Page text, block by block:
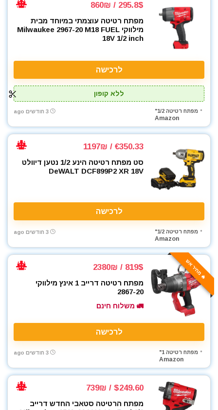
295.8$ / 860₪
מפתח רטיטה עוצמתי במיוחד מבית
מילווקי Milwaukee 2967-20 M18 FUEL
18V 1/2 inch
לרכישה
ללא קופון
מפתח רטיטה 1/2"
Amazon
3 חודשים ago
€350.33 / 1197₪
סט מפתח רטיטה הינע 1/2 נטען דיוולט
DeWALT DCF899P2 XR 18V
לרכישה
מפתח רטיטה 1/2"
Amazon
3 חודשים ago
🔥 מחיר אש 819$ / 2380₪
מפתח רטיטה דרייב 1 אינץ מילווקי
2867-20
🚛 משלוח חינם
לרכישה
מפתח רטיטה 1"
Amazon
3 חודשים ago
$249.60 / 739₪
מפתח הרטיטה סטאבי החדש דרייב